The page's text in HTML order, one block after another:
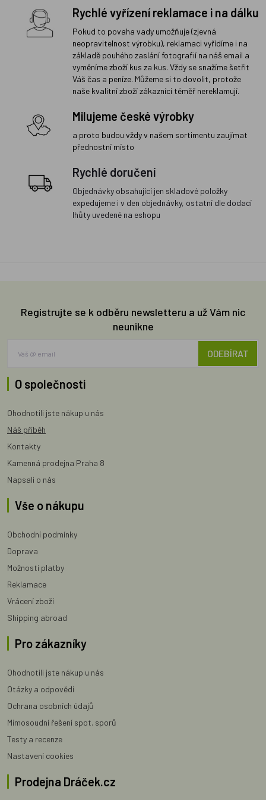
Rychlé vyřízení reklamace i na dálku
Pokud to povaha vady umožňuje (zjevná
neopravitelnost výrobku), reklamaci vyřídíme i na
základě pouhého zaslání fotografií na náš email a
vyměníme zboží kus za kus. Vždy se snažíme šetřit
Váš čas a peníze. Můžeme si to dovolit, protože
naše kvalitní zboží zákazníci téměř nereklamují.
Milujeme české výrobky
a proto budou vždy v našem sortimentu zaujímat
přednostní místo
Rychlé doručení
Objednávky obsahující jen skladové položky
expedujeme i v den objednávky, ostatní dle dodací
lhůty uvedené na eshopu
Registrujte se k odběru newsletteru a už Vám nic
neunikne
ODEBÍRAT
O společnosti
Ohodnotili jste nákup u nás
Náš příběh
Kontakty
Kamenná prodejna Praha 8
Napsali o nás
Vše o nákupu
Obchodní podmínky
Doprava
Možnosti platby
Reklamace
Vrácení zboží
Shipping abroad
Pro zákazníky
Ohodnotili jste nákup u nás
Otázky a odpovědi
Ochrana osobních údajů
Mimosoudní řešení spot. sporů
Testy a recenze
Nastavení cookies
Prodejna Dráček.cz